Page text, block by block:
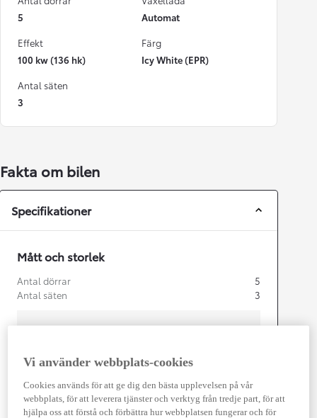
5
Automat
Effekt
100 kw (136 hk)
Färg
Icy White (EPR)
Antal säten
3
Fakta om bilen
Specifikationer
Mått och storlek
Antal dörrar
5
Antal säten
3
Height
1 910
mm
Vi använder webbplats-cookies
Cookies används för att ge dig den bästa upplevelsen på vår
webbplats, för att leverera tjänster och verktyg från tredje part, för att
hjälpa oss att förstå och förbättra hur webbplatsen fungerar och för